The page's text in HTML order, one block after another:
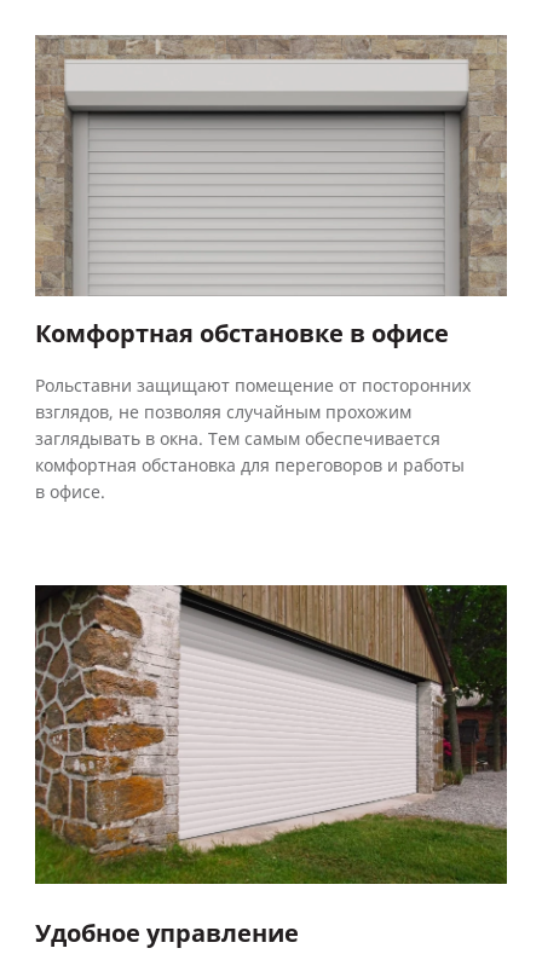
Комфортная обстановке в офисе
Рольставни защищают помещение от посторонних
взглядов, не позволяя случайным прохожим
заглядывать в окна. Тем самым обеспечивается
комфортная обстановка для переговоров и работы
в офисе.
Удобное управление